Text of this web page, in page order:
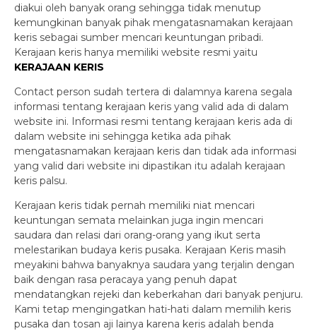
diakui oleh banyak orang sehingga tidak menutup
kemungkinan banyak pihak mengatasnamakan kerajaan
keris sebagai sumber mencari keuntungan pribadi.
Kerajaan keris hanya memiliki website resmi yaitu
KERAJAAN KERIS
Contact person sudah tertera di dalamnya karena segala
informasi tentang kerajaan keris yang valid ada di dalam
website ini. Informasi resmi tentang kerajaan keris ada di
dalam website ini sehingga ketika ada pihak
mengatasnamakan kerajaan keris dan tidak ada informasi
yang valid dari website ini dipastikan itu adalah kerajaan
keris palsu.
Kerajaan keris tidak pernah memiliki niat mencari
keuntungan semata melainkan juga ingin mencari
saudara dan relasi dari orang-orang yang ikut serta
melestarikan budaya keris pusaka. Kerajaan Keris masih
meyakini bahwa banyaknya saudara yang terjalin dengan
baik dengan rasa peracaya yang penuh dapat
mendatangkan rejeki dan keberkahan dari banyak penjuru.
Kami tetap mengingatkan hati-hati dalam memilih keris
pusaka dan tosan aji lainya karena keris adalah benda